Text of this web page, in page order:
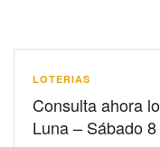
LOTERIAS
Consulta ahora
Luna – Sábado